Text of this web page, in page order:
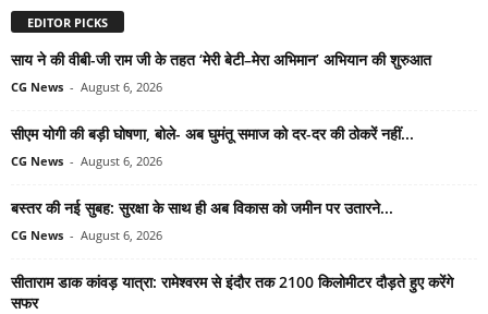
EDITOR PICKS
साय ने की वीबी-जी राम जी के तहत ‘मेरी बेटी–मेरा अभिमान’ अभियान की शुरुआत
CG News - August 6, 2026
सीएम योगी की बड़ी घोषणा, बोले- अब घुमंतू समाज को दर-दर की ठोकरें नहीं...
CG News - August 6, 2026
बस्तर की नई सुबह: सुरक्षा के साथ ही अब विकास को जमीन पर उतारने...
CG News - August 6, 2026
सीताराम डाक कांवड़ यात्रा: रामेश्वरम से इंदौर तक 2100 किलोमीटर दौड़ते हुए करेंगे
सफर